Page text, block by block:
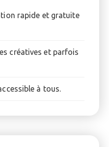
rapide et gratuite
créatives et parfois
à tous.